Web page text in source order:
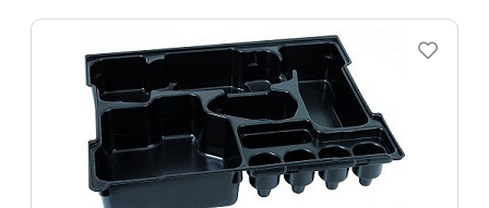
instrumenti
Gradjevinske